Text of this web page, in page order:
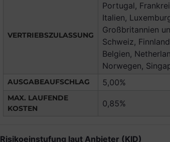
VERTRIEBSZULASSUNG
Portugal,
Italien,
Großbritannien
Schweiz,
Belgien,
Norwegen,
AUSGABEAUFSCHLAG 5,00%
MAX. LAUFENDE
KOSTEN
0,85%
Risikoeinstufung laut Anbieter (KID)